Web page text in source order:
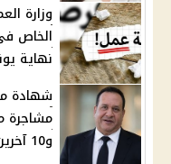
نهاية
شهادة
مشاجرة
و10 آخرين للجنايات